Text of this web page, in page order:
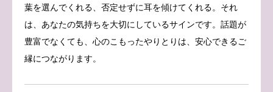
葉を選んでくれる、否定せずに耳を傾けてくれる。それ
は、あなたの気持ちを大切にしているサインです。話題が
豊富でなくても、心のこもったやりとりは、安心できるご
縁につながります。